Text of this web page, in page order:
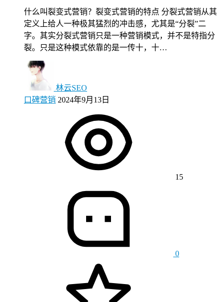
什么叫裂变式营销？裂变式营销的特点 分裂式营销从其
定义上给人一种极其猛烈的冲击感，尤其是“分裂”二
字。其实分裂式营销只是一种营销模式，并不是特指分
裂。只是这种模式依靠的是一传十，十…
林云SEO
口碑营销 2024年9月13日
15
0